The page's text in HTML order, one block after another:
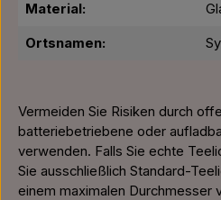
Material:
Ortsnamen:
Vermeiden Sie Risiken durch
batteriebetriebene oder
verwenden. Falls Sie echte
Sie ausschließlich Standard-
einem maximalen Durchmesser